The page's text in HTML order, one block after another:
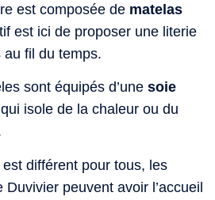
est composée de matelas
est ici de proposer une literie
au fil du temps.
sont équipés d’une soie
isole de la chaleur ou du
différent pour tous, les
peuvent avoir l’accueil